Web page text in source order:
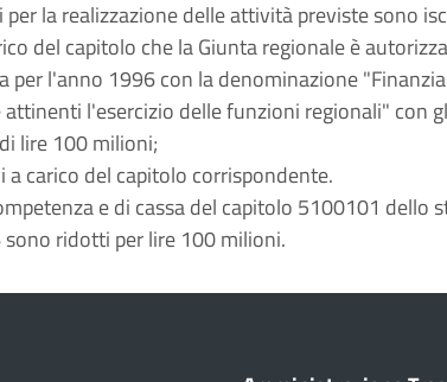
la realizzazione delle attività previste sono
del capitolo che la Giunta regionale è
per l'anno 1996 con la denominazione
l'esercizio delle funzioni regionali" con
lire 100 milioni;
a carico del capitolo corrispondente.
e di cassa del capitolo 5100101 dello
ridotti per lire 100 milioni.